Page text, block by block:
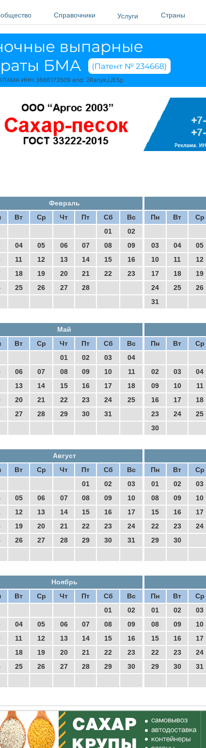
Справочники Услуги Страны
Февраль
Вт Ср Чт Пт Сб
Вс
01
02
04 05 06 07 08
09
11 12 13 14 15
16
18 19 20 21 22
23
25 26 27 28
Пн
Вт Ср
03
04 05
10
11 12
17
18 19
24
25 26
31
Май
Вт Ср Чт Пт Сб
Вс
01
02 03
04
06 07 08 09 10
11
13 14 15 16 17
18
20 21 22 23 24
25
27 28 29 30 31
Пн
Вт Ср
02
03 04
09
10 11
16
17 18
23
24 25
30
Август
Вт Ср Чт Пт Сб
Вс
01
02
03
05 06 07 08 09
10
12 13 14 15 16
17
19 20 21 22 23
24
26 27 28 29 30 31
Пн
Вт Ср
01
02 03
08
09 10
15
16 17
22
23 24
29
30
Ноябрь
Вт Ср Чт Пт Сб
Вс
01
02
04 05 06 07 08
09
11 12 13 14 15
16
18 19 20 21 22
23
25 26 27 28 29 30
Пн
Вт Ср
01
02 03
08
09 10
15
16 17
22
23 24
29
30 31